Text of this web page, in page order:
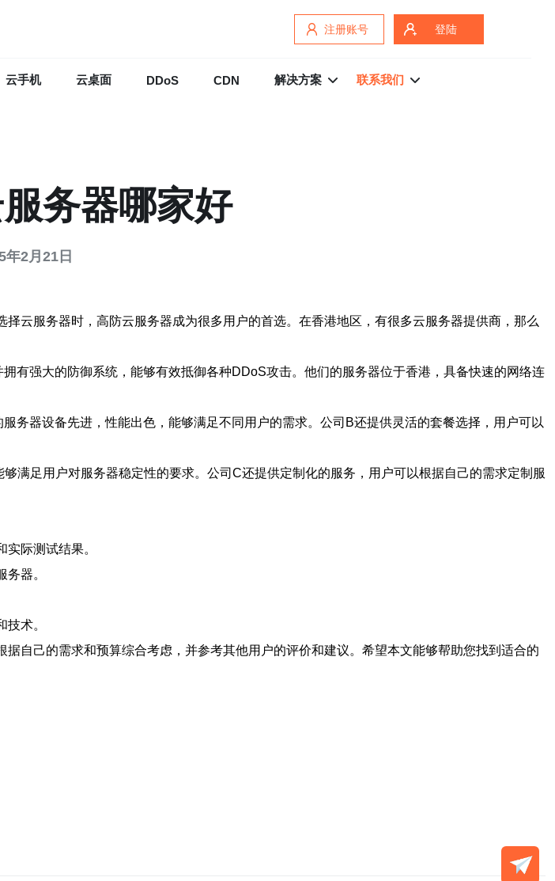
注册账号 登陆
云手机 云桌面 DDoS CDN 解决方案 联系我们
务器哪家好
年2月21日
云服务器时，高防云服务器成为很多用户的首选。在香港地区，有很多云服务器提供商，那么
有强大的防御系统，能够有效抵御各种DDoS攻击。他们的服务器位于香港，具备快速的网络连
务器设备先进，性能出色，能够满足不同用户的需求。公司B还提供灵活的套餐选择，用户可以
满足用户对服务器稳定性的要求。公司C还提供定制化的服务，用户可以根据自己的需求定制服
际测试结果。
器。
术。
自己的需求和预算综合考虑，并参考其他用户的评价和建议。希望本文能够帮助您找到适合的